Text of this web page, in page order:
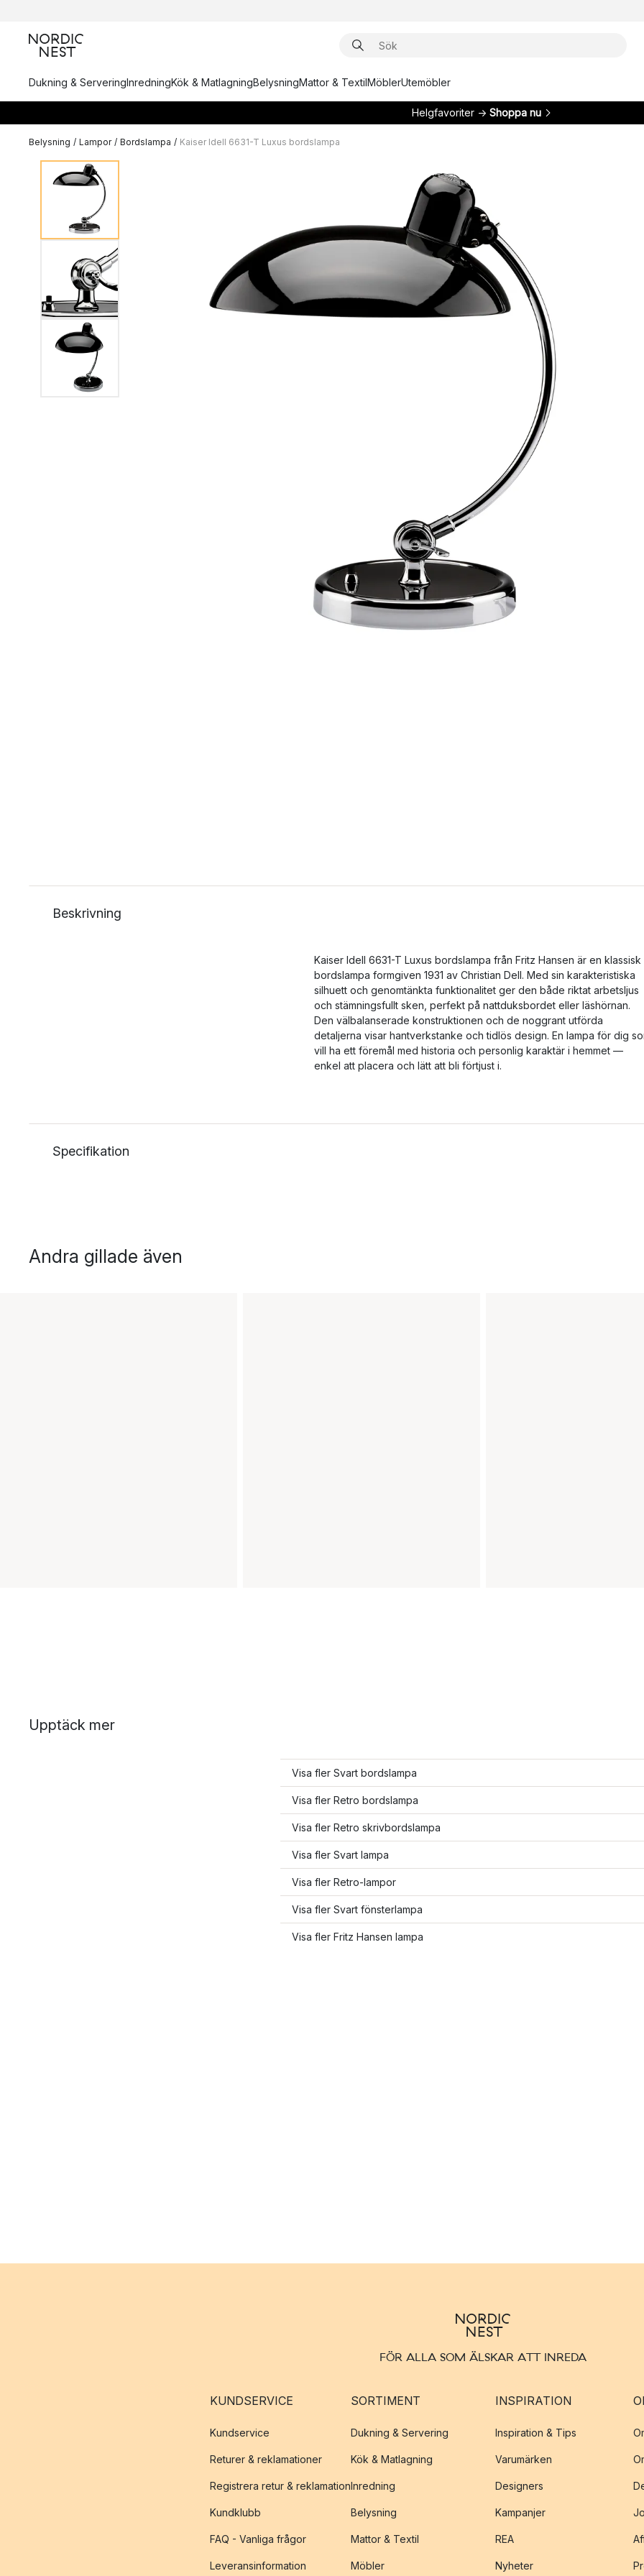
Dukning & ServeringInredningKök & MatlagningBelysningMattor & TextilMöblerUtemöbler
Helgfavoriter → Shoppa nu
Belysning / Lampor / Bordslampa / Kaiser Idell 6631-T Luxus bordslampa
Beskrivning
Kaiser Idell 6631-T Luxus bordslampa från Fritz Hansen är en klassisk
bordslampa formgiven 1931 av Christian Dell. Med sin karakteristiska
silhuett och genomtänkta funktionalitet ger den både riktat arbetsljus
och stämningsfullt sken, perfekt på nattduksbordet eller läshörnan.
Den välbalanserade konstruktionen och de noggrant utförda
detaljerna visar hantverkstanke och tidlös design. En lampa för dig
vill ha ett föremål med historia och personlig karaktär i hemmet —
enkel att placera och lätt att bli förtjust i.
Specifikation
Andra gillade även
Upptäck mer
Visa fler Svart bordslampa
Visa fler Retro bordslampa
Visa fler Retro skrivbordslampa
Visa fler Svart lampa
Visa fler Retro-lampor
Visa fler Svart fönsterlampa
Visa fler Fritz Hansen lampa
FÖR ALLA SOM ÄLSKAR ATT INREDA
KUNDSERVICE
Kundservice
Returer & reklamationer
Registrera retur & reklamation
Kundklubb
FAQ - Vanliga frågor
Leveransinformation
SORTIMENT
Dukning & Servering
Kök & Matlagning
Inredning
Belysning
Mattor & Textil
Möbler
INSPIRATION
Inspiration & Tips
Varumärken
Designers
Kampanjer
REA
Nyheter